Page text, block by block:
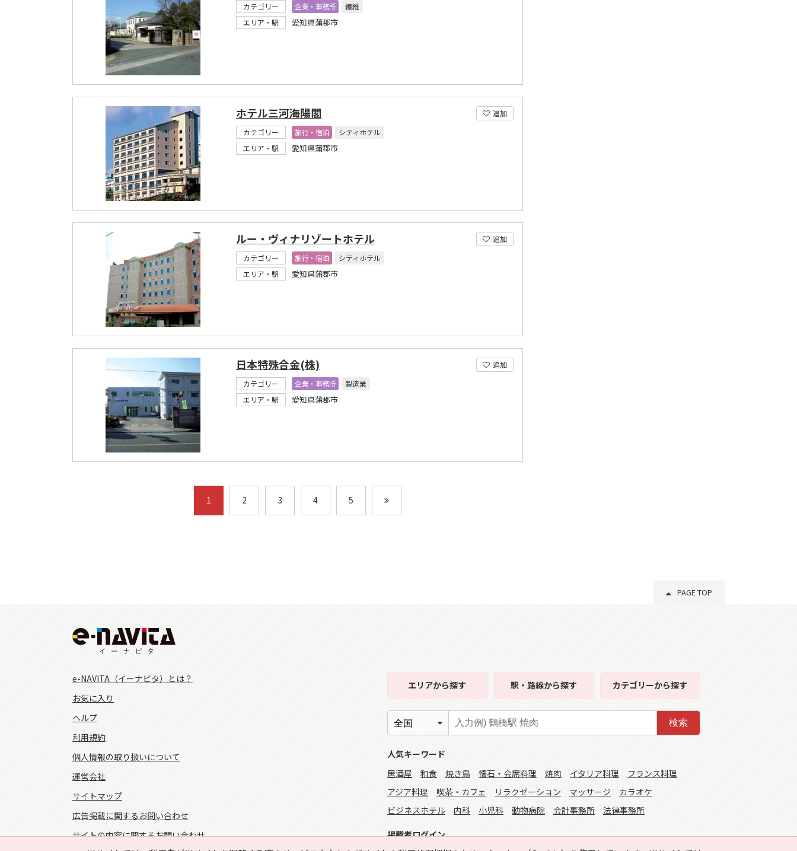
カテゴリー 企業・事務所
繊維
エリア・駅
愛知県蒲郡市
追加
ホテル三河海陽閣
カテゴリー 旅行・宿泊
シティホテル
エリア・駅
愛知県蒲郡市
追加
ルー・ヴィナリゾートホテル
カテゴリー 旅行・宿泊
シティホテル
エリア・駅
愛知県蒲郡市
追加
日本特殊合金(株)
カテゴリー 企業・事務所
製造業
エリア・駅
愛知県蒲郡市
1 2 3 4 5
PAGE TOP
e-NAVITA（イーナビタ）とは？
お気に入り
ヘルプ
利用規約
個人情報の取り扱いについて
運営会社
サイトマップ
広告掲載に関するお問い合わせ
サイトの内容に関するお問い合わせ
エリアから探す 駅・路線から探す カテゴリーから探す
検索
人気キーワード
居酒屋
和食 焼き鳥 懐石・会席料理 焼肉 イタリア料理
フランス料理
アジア料理
喫茶・カフェ リラクゼーション マッサージ
カラオケ
ビジネスホテル
内科 小児科 動物病院 会計事務所 法律事務所
掲載者ログイン